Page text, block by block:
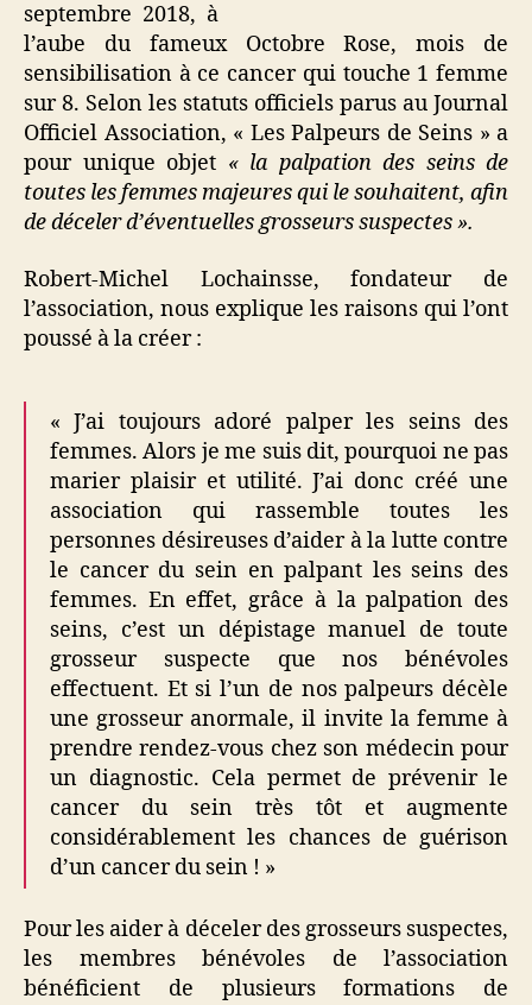
septembre 2018, à
l’aube du fameux Octobre Rose, mois de
sensibilisation à ce cancer qui touche 1 femme
sur 8. Selon les statuts officiels parus au Journal
Officiel Association, « Les Palpeurs de Seins » a
pour unique objet « la palpation des seins de
toutes les femmes majeures qui le souhaitent, afin
de déceler d’éventuelles grosseurs suspectes ».
Robert-Michel Lochainsse, fondateur de
l’association, nous explique les raisons qui l’ont
poussé à la créer :
« J’ai toujours adoré palper les seins des
femmes. Alors je me suis dit, pourquoi ne pas
marier plaisir et utilité. J’ai donc créé une
association qui rassemble toutes les
personnes désireuses d’aider à la lutte contre
le cancer du sein en palpant les seins des
femmes. En effet, grâce à la palpation des
seins, c’est un dépistage manuel de toute
grosseur suspecte que nos bénévoles
effectuent. Et si l’un de nos palpeurs décèle
une grosseur anormale, il invite la femme à
prendre rendez-vous chez son médecin pour
un diagnostic. Cela permet de prévenir le
cancer du sein très tôt et augmente
considérablement les chances de guérison
d’un cancer du sein ! »
Pour les aider à déceler des grosseurs suspectes,
les membres bénévoles de l’association
bénéficient de plusieurs formations de